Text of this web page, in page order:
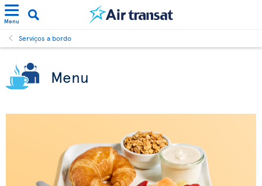
Menu
Serviços a bordo
Menu